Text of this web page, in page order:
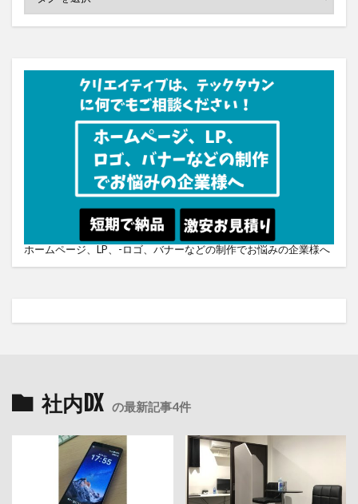
ホームページ、LP、-ロゴ、バナーなどの制作でお悩みの企業様へ
社内DX の最新記事4件